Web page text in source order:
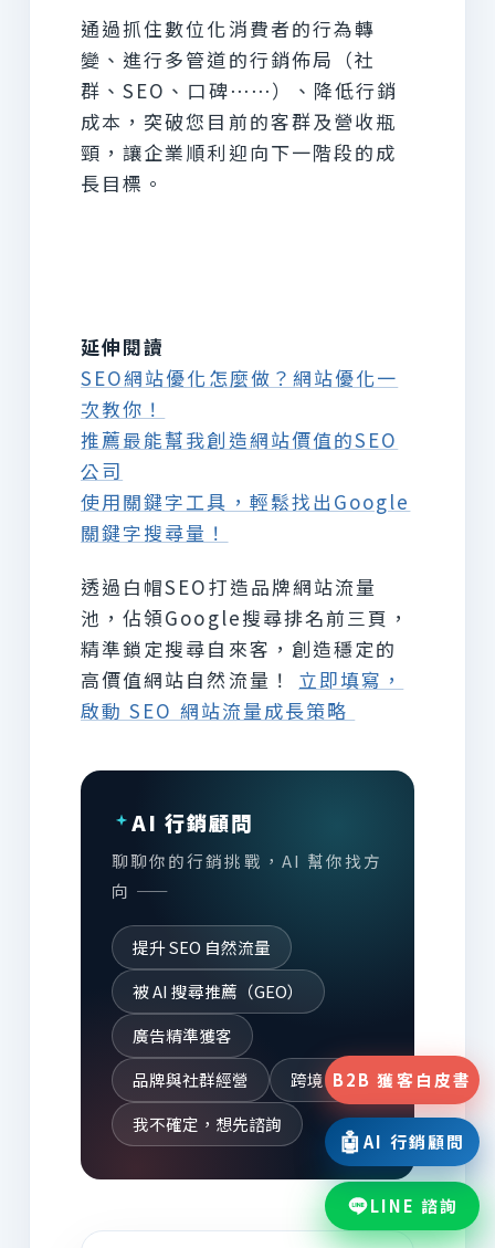
通過抓住數位化消費者的行為轉
變、進行多管道的行銷佈局（社
群、SEO、口碑⋯⋯）、降低行銷
成本，突破您目前的客群及營收瓶
頸，讓企業順利迎向下一階段的成
長目標。
延伸閱讀
SEO網站優化怎麼做？網站優化一
次教你！
推薦最能幫我創造網站價值的SEO
公司
使用關鍵字工具，輕鬆找出Google
關鍵字搜尋量！
透過白帽SEO打造品牌網站流量
池，佔領Google搜尋排名前三頁，
精準鎖定搜尋自來客，創造穩定的
高價值網站自然流量！ 立即填寫，
啟動 SEO 網站流量成長策略
AI 行銷顧問
聊聊你的行銷挑戰，AI 幫你找方
向 ——
提升 SEO 自然流量
被 AI 搜尋推薦（GEO）
廣告精準獲客
品牌與社群經營
跨境出海
我不確定，想先諮詢
🤖AI 行銷顧問
LINE 諮詢
B2B 獲客白皮書